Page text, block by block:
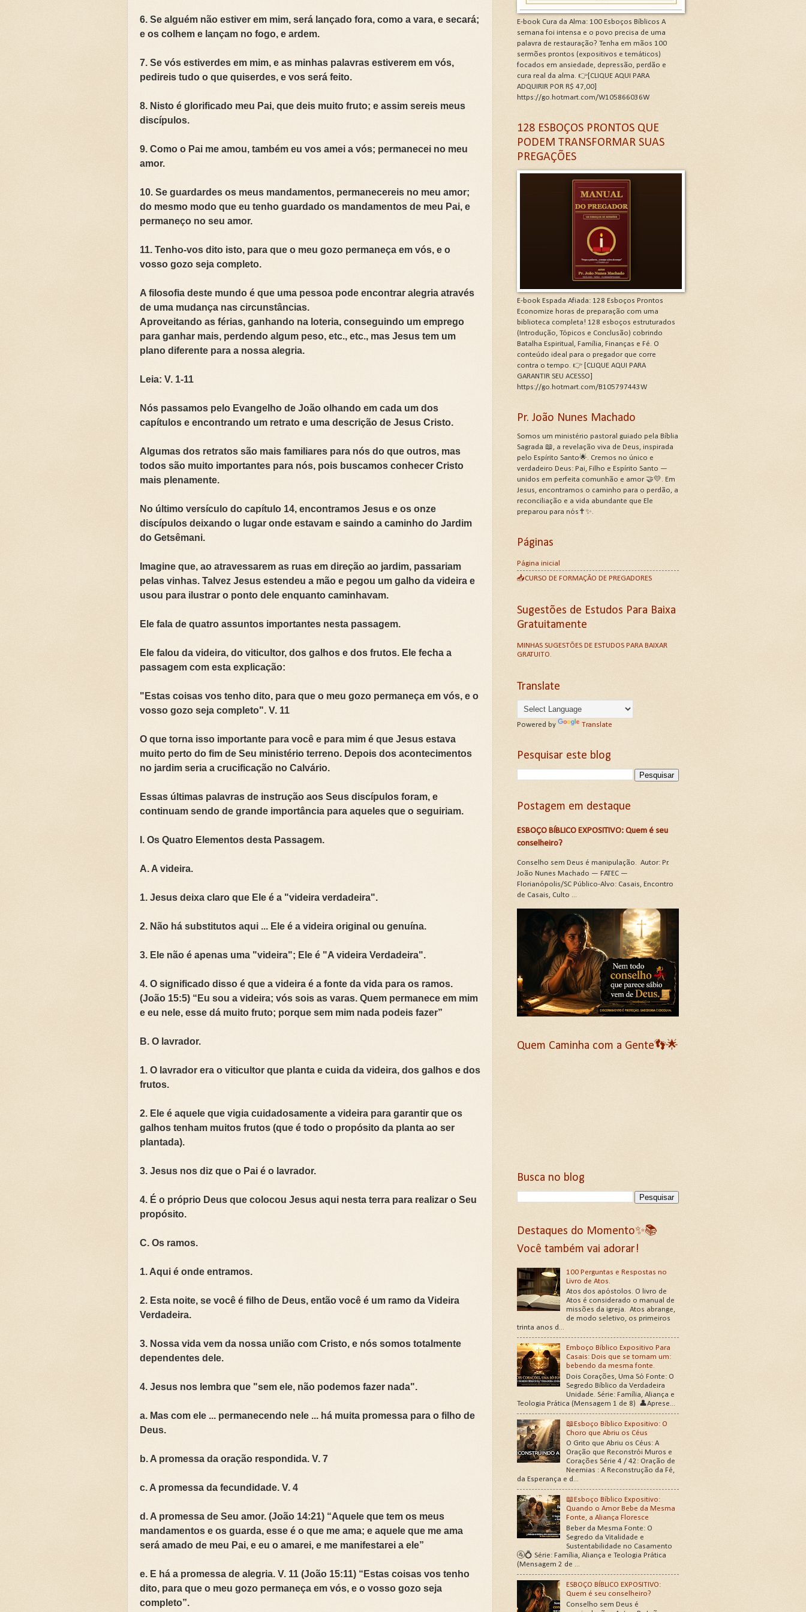
🌧️PRIMEIRA CAMPANHA: Caminhos de Gratidão e Renovação.Clique na letra G
📚TERCEIRA CAMPANHA 2026: As Doenças da Alma. Clique na letra G
🌧️A IMPORTÂNCIA DA VIDA DA IGREJA PARA A EVANGELIZAÇÃO. Clique na letra G
6. Se alguém não estiver em mim, será lançado fora, como a vara, e secará;
e os colhem e lançam no fogo, e ardem.
7. Se vós estiverdes em mim, e as minhas palavras estiverem em vós,
pedireis tudo o que quiserdes, e vos será feito.
8. Nisto é glorificado meu Pai, que deis muito fruto; e assim sereis meus
discípulos.
9. Como o Pai me amou, também eu vos amei a vós; permanecei no meu
amor.
10. Se guardardes os meus mandamentos, permanecereis no meu amor;
do mesmo modo que eu tenho guardado os mandamentos de meu Pai, e
permaneço no seu amor.
11. Tenho-vos dito isto, para que o meu gozo permaneça em vós, e o
vosso gozo seja completo.
A filosofia deste mundo é que uma pessoa pode encontrar alegria através
de uma mudança nas circunstâncias.
Aproveitando as férias, ganhando na loteria, conseguindo um emprego
para ganhar mais, perdendo algum peso, etc., etc., mas Jesus tem um
plano diferente para a nossa alegria.
Leia: V. 1-11
Nós passamos pelo Evangelho de João olhando em cada um dos
capítulos e encontrando um retrato e uma descrição de Jesus Cristo.
Algumas dos retratos são mais familiares para nós do que outros, mas
todos são muito importantes para nós, pois buscamos conhecer Cristo
mais plenamente.
No último versículo do capítulo 14, encontramos Jesus e os onze
discípulos deixando o lugar onde estavam e saindo a caminho do Jardim
do Getsêmani.
Imagine que, ao atravessarem as ruas em direção ao jardim, passariam
pelas vinhas. Talvez Jesus estendeu a mão e pegou um galho da videira e
usou para ilustrar o ponto dele enquanto caminhavam.
Ele fala de quatro assuntos importantes nesta passagem.
Ele falou da videira, do viticultor, dos galhos e dos frutos. Ele fecha a
passagem com esta explicação:
"Estas coisas vos tenho dito, para que o meu gozo permaneça em vós, e o
vosso gozo seja completo". V. 11
O que torna isso importante para você e para mim é que Jesus estava
muito perto do fim de Seu ministério terreno. Depois dos acontecimentos
no jardim seria a crucificação no Calvário.
Essas últimas palavras de instrução aos Seus discípulos foram, e
continuam sendo de grande importância para aqueles que o seguiriam.
I. Os Quatro Elementos desta Passagem.
A. A videira.
1. Jesus deixa claro que Ele é a "videira verdadeira".
2. Não há substitutos aqui ... Ele é a videira original ou genuína.
3. Ele não é apenas uma "videira"; Ele é "A videira Verdadeira".
4. O significado disso é que a videira é a fonte da vida para os ramos.
(João 15:5) “Eu sou a videira; vós sois as varas. Quem permanece em mim
e eu nele, esse dá muito fruto; porque sem mim nada podeis fazer”
B. O lavrador.
1. O lavrador era o viticultor que planta e cuida da videira, dos galhos e dos
frutos.
2. Ele é aquele que vigia cuidadosamente a videira para garantir que os
galhos tenham muitos frutos (que é todo o propósito da planta ao ser
plantada).
3. Jesus nos diz que o Pai é o lavrador.
4. É o próprio Deus que colocou Jesus aqui nesta terra para realizar o Seu
propósito.
C. Os ramos.
1. Aqui é onde entramos.
2. Esta noite, se você é filho de Deus, então você é um ramo da Videira
Verdadeira.
3. Nossa vida vem da nossa união com Cristo, e nós somos totalmente
dependentes dele.
4. Jesus nos lembra que "sem ele, não podemos fazer nada".
a. Mas com ele ... permanecendo nele ... há muita promessa para o filho de
Deus.
b. A promessa da oração respondida. V. 7
c. A promessa da fecundidade. V. 4
d. A promessa de Seu amor. (João 14:21) “Aquele que tem os meus
mandamentos e os guarda, esse é o que me ama; e aquele que me ama
será amado de meu Pai, e eu o amarei, e me manifestarei a ele”
e. E há a promessa de alegria. V. 11 (João 15:11) “Estas coisas vos tenho
dito, para que o meu gozo permaneça em vós, e o vosso gozo seja
completo”.
E-book Cura da Alma: 100 Esboços Bíblicos A
semana foi intensa e o povo precisa de uma
palavra de restauração? Tenha em mãos 100
sermões prontos (expositivos e temáticos)
focados em ansiedade, depressão, perdão e
cura real da alma. 👉[CLIQUE AQUI PARA
ADQUIRIR POR R$ 47,00]
https://go.hotmart.com/W105866036W
128 ESBOÇOS PRONTOS QUE
PODEM TRANSFORMAR SUAS
PREGAÇÕES
E-book Espada Afiada: 128 Esboços Prontos
Economize horas de preparação com uma
biblioteca completa! 128 esboços estruturados
(Introdução, Tópicos e Conclusão) cobrindo
Batalha Espiritual, Família, Finanças e Fé. O
conteúdo ideal para o pregador que corre
contra o tempo. 👉 [CLIQUE AQUI PARA
GARANTIR SEU ACESSO]
https://go.hotmart.com/B105797443W
Pr. João Nunes Machado
Somos um ministério pastoral guiado pela Bíblia
Sagrada 📖, a revelação viva de Deus, inspirada
pelo Espírito Santo🌟. Cremos no único e
verdadeiro Deus: Pai, Filho e Espírito Santo —
unidos em perfeita comunhão e amor 🤝💛. Em
Jesus, encontramos o caminho para o perdão, a
reconciliação e a vida abundante que Ele
preparou para nós✝️✨.
Páginas
Página inicial
📥CURSO DE FORMAÇÃO DE PREGADORES
Sugestões de Estudos Para Baixa
Gratuitamente
MINHAS SUGESTÕES DE ESTUDOS PARA BAIXAR
GRATUITO.
Translate
Powered by Translate
Pesquisar este blog
Postagem em destaque
ESBOÇO BÍBLICO EXPOSITIVO: Quem é seu
conselheiro?
Conselho sem Deus é manipulação. Autor: Pr.
João Nunes Machado — FATEC —
Florianópolis/SC Público-Alvo: Casais, Encontro
de Casais, Culto ...
Quem Caminha com a Gente👣🌟
Busca no blog
Destaques do Momento✨📚
Você também vai adorar!
100 Perguntas e Respostas no
Livro de Atos.
Atos dos apóstolos. O livro de
Atos é considerado o manual de
missões da igreja. Atos abrange,
de modo seletivo, os primeiros
trinta anos d...
Emboço Bíblico Expositivo Para
Casais: Dois que se tornam um:
bebendo da mesma fonte.
Dois Corações, Uma Só Fonte: O
Segredo Bíblico da Verdadeira
Unidade. Série: Família, Aliança e
Teologia Prática (Mensagem 1 de 8) 👤Aprese...
📖Esboço Bíblico Expositivo: O
Choro que Abriu os Céus
O Grito que Abriu os Céus: A
Oração que Reconstrói Muros e
Corações Série 4 / 42: Oração de
Neemias : A Reconstrução da Fé,
da Esperança e d...
📖Esboço Bíblico Expositivo:
Quando o Amor Bebe da Mesma
Fonte, a Aliança Floresce
Beber da Mesma Fonte: O
Segredo da Vitalidade e
Sustentabilidade no Casamento
🚰💍 Série: Família, Aliança e Teologia Prática
(Mensagem 2 de ...
ESBOÇO BÍBLICO EXPOSITIVO:
Quem é seu conselheiro?
Conselho sem Deus é